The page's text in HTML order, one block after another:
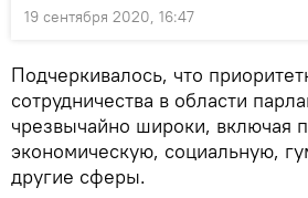
19 сентября 2020, 16:47
Подчеркивалось, что
сотрудничества в области
чрезвычайно широки, включая
экономическую, социальную,
другие сферы.